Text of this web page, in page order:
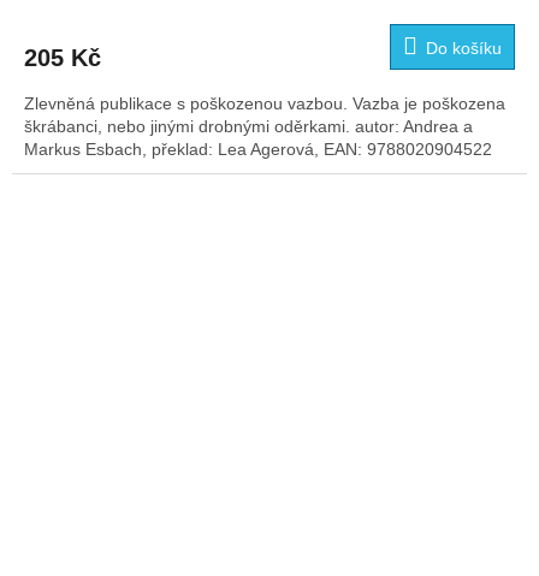
205 Kč Do košíku
Zlevněná publikace s poškozenou vazbou. Vazba je poškozena
škrábanci, nebo jinými drobnými oděrkami. autor: Andrea a
Markus Esbach, překlad: Lea Agerová, EAN: 9788020904522